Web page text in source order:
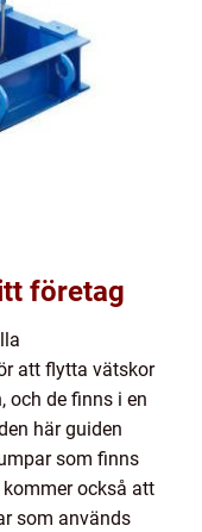
företag
att flytta vätskor
och de finns i en
här guiden
som finns
också att
som används